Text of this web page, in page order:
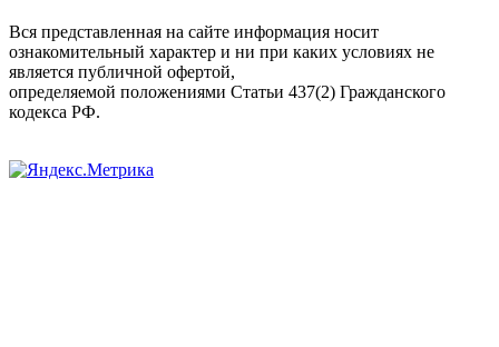
Вся представленная на сайте информация носит
ознакомительный характер и ни при каких условиях не
является публичной офертой,
определяемой положениями Статьи 437(2) Гражданского
кодекса РФ.